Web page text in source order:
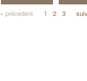
« précédent 1 2 3